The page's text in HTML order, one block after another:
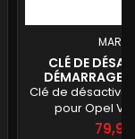
CLÉ DE
DÉMARRAGE
Clé de
pour Opel
démarrage